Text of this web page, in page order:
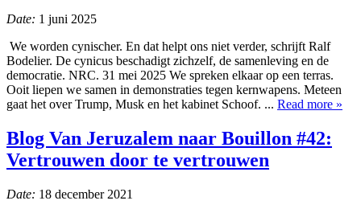
Date: 1 juni 2025
We worden cynischer. En dat helpt ons niet verder, schrijft Ralf
Bodelier. De cynicus beschadigt zichzelf, de samenleving en de
democratie. NRC. 31 mei 2025 We spreken elkaar op een terras.
Ooit liepen we samen in demonstraties tegen kernwapens. Meteen
gaat het over Trump, Musk en het kabinet Schoof. ... Read more »
Blog Van Jeruzalem naar Bouillon #42:
Vertrouwen door te vertrouwen
Date: 18 december 2021